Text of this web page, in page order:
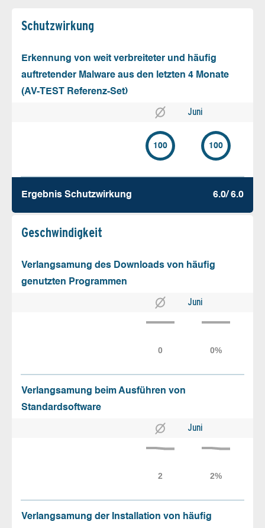
Schutz­wirkung
Erkennung von weit verbreiteter und häufig
auftretender Malware aus den letzten 4 Monate
(AV-TEST Referenz-Set)
Juni
100 100
Ergebnis Schutz­wirkung 6.0/ 6.0
Geschw­indigkeit
Verlangsamung des Downloads von häufig
genutzten Programmen
Juni
Verlangsamung beim Ausführen von
Standardsoftware
Juni
Verlangsamung der Installation von häufig